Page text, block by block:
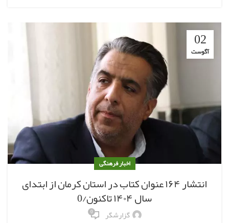
02
آگوست
اخبار فرهنگی
انتشار ۱۶۴ عنوان کتاب در استان کرمان از ابتدای
سال ۱۴۰۴ تاکنون/0
گزارشگر 0